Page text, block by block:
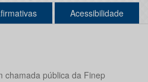
Acessibilidade
chamada pública da Finep